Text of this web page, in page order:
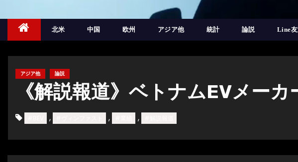
北米 中国 欧州 アジア他 統計 論説 Line
アジア他 論説
《解説報道》ベトナムEVメー
, , ,